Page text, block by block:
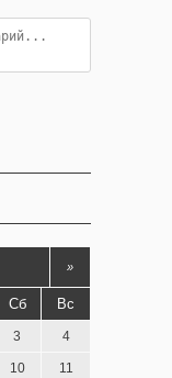
»
Сб Вс
3 4
10 11